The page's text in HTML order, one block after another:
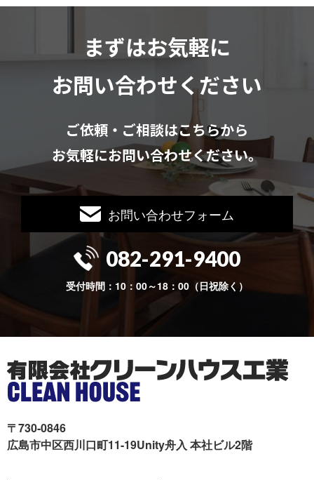
まずはお気軽に
お問い合わせください
ご依頼・ご相談はこちらから
お気軽にお問い合わせください。
お問い合わせフォーム
082-291-9400
受付時間：10：00～18：00（日祝除く）
〒730-0846
広島市中区西川口町11-19Unity舟入 本社ビル2階